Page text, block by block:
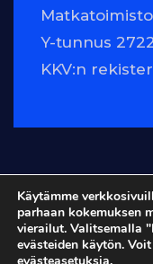
Matkatoimisto
Y-tunnus
KKV:n
© v-
Käytämme
parhaan kokemuksen
vierailut. Valitsemalla
evästeiden käytön.